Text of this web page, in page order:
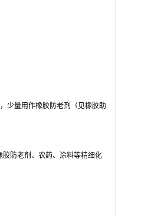
少量用作橡胶防老剂（见橡胶助
防老剂、农药、涂料等精细化